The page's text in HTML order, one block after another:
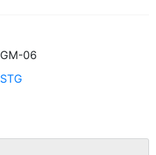
GM-06
STG